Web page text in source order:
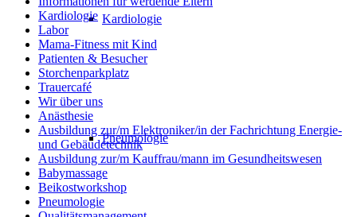
Kardiologie
Pneumologie
Kardiologie
Labor
Mama-Fitness mit Kind
Patienten & Besucher
Storchenparkplatz
Trauercafé
Wir über uns
Anästhesie
Ausbildung zur/m Elektroniker/in der Fachrichtung Energie-
und Gebäudetechnik
Ausbildung zur/m Kauffrau/mann im Gesundheitswesen
Babymassage
Beikostworkshop
Pneumologie